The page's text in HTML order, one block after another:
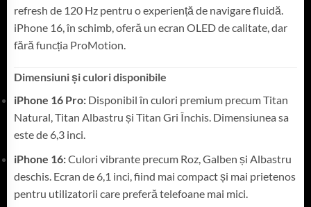
refresh de 120 Hz pentru o experiență de navigare fluidă.
iPhone 16, în schimb, oferă un ecran OLED de calitate, dar
fără funcția ProMotion.
Dimensiuni și culori disponibile
iPhone 16 Pro: Disponibil în culori premium precum Titan
Natural, Titan Albastru și Titan Gri Închis. Dimensiunea sa
este de 6,3 inci.
iPhone 16:Culori vibrante precum Roz, Galben și Albastru
deschis. Ecran de 6,1 inci, fiind mai compact și mai prietenos
pentru utilizatorii care preferă telefoane mai mici.